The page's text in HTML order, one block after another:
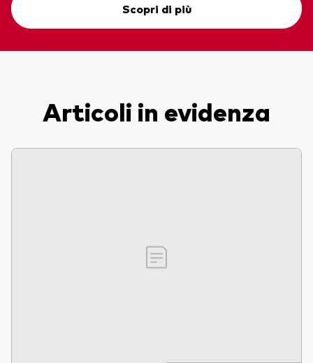
Scopri di più
Articoli in evidenza